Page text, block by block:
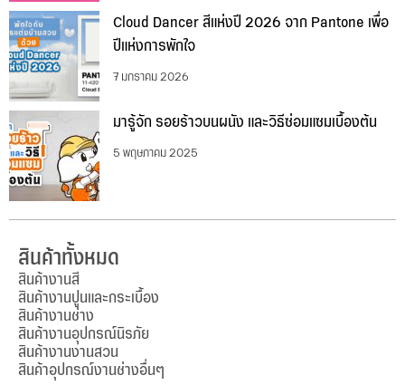
Cloud Dancer สีแห่งปี 2026 จาก Pantone เพื่อ
ปีแห่งการพักใจ
7 มกราคม 2026
มารู้จัก รอยร้าวบนผนัง และวิธีซ่อมแซมเบื้องต้น
5 พฤษภาคม 2025
สินค้าทั้งหมด
สินค้างานสี
สินค้างานปูนและกระเบื้อง
สินค้างานช่าง
สินค้างานอุปกรณ์นิรภัย
สินค้างานงานสวน
สินค้าอุปกรณ์งานช่างอื่นๆ